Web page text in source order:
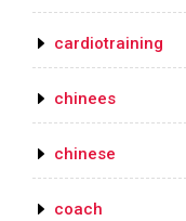
cardiotraining
chinees
chinese
coach